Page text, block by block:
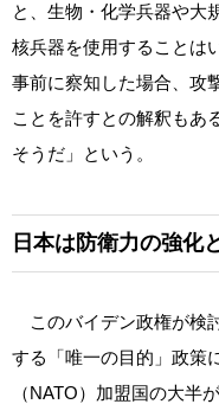
と、生物・化学兵器や大
核兵器を使用することは
事前に察知した場合、攻
ことを許すとの解釈もあ
そうだ」という。
日本は防衛力の強化
このバイデン政権が検
する「唯一の目的」政策
（NATO）加盟国の大半